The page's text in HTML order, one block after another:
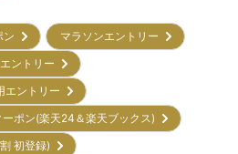
ン
マラソンエントリー
エントリー
エントリー
ーポン(楽天24＆楽天ブックス)
割 初登録)